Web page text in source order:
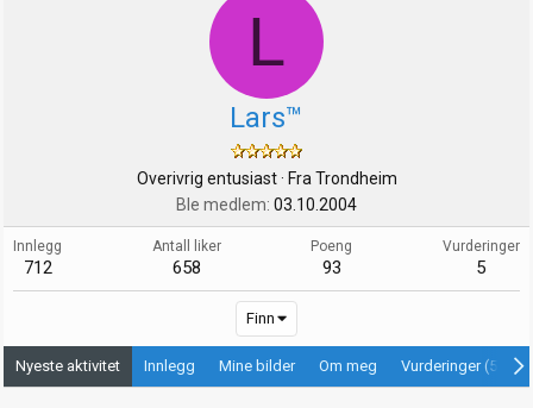
L
Lars™
Overivrig entusiast · Fra Trondheim
Ble medlem 03.10.2004
Innlegg
712
Antall liker
658
Poeng
93
Vurderinger
5
Finn
Nyeste aktivitet Innlegg Mine bilder Om meg Vurderinger (5)